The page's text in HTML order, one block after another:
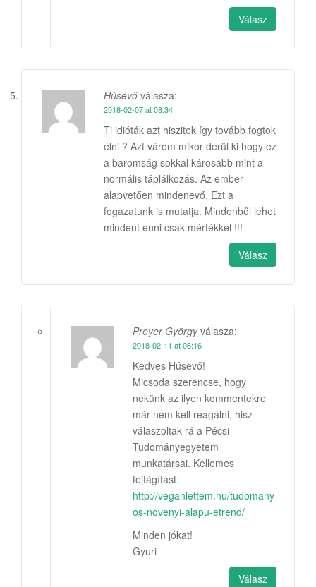
Válasz
Húsevő válasza:
2018-02-07 at 08:34
Ti idióták azt hiszitek így tovább fogtok
élni ? Azt várom mikor derül ki hogy ez
a baromság sokkal károsabb mint a
normális táplálkozás. Az ember
alapvetően mindenevő. Ezt a
fogazatunk is mutatja. Mindenből lehet
mindent enni csak mértékkel !!!
Válasz
Preyer György válasza:
2018-02-11 at 06:16
Kedves Húsevő!
Micsoda szerencse, hogy
nekünk az ilyen kommentekre
már nem kell reagálni, hisz
válaszoltak rá a Pécsi
Tudományegyetem
munkatársai. Kellemes
fejtágítást:
http://veganlettem.hu/tudomany
os-novenyi-alapu-etrend/
Minden jókat!
Gyuri
Válasz